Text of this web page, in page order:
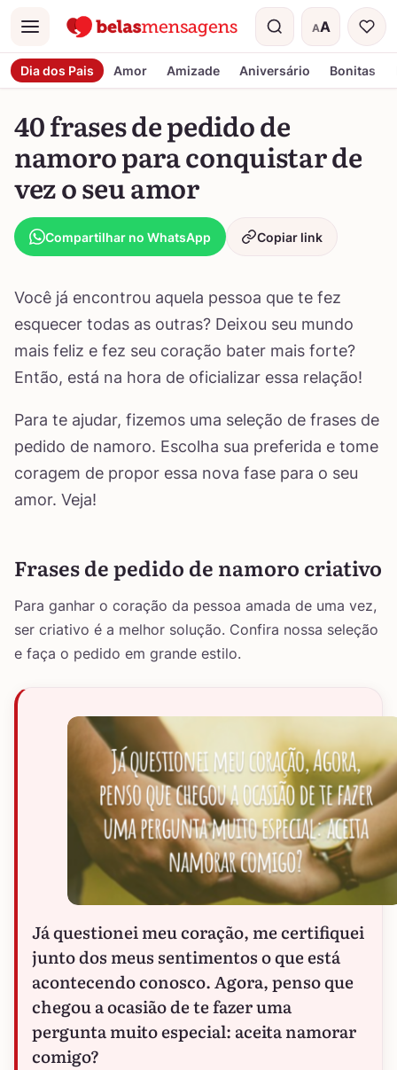
Menu AA
Tamanho do
Dia dos Pais Amor Amizade Aniversário Bonitas
40 frases de pedido de
namoro para conquistar de
vez o seu amor
Compartilhar no WhatsApp Copiar link
Você já encontrou aquela pessoa que te fez
esquecer todas as outras? Deixou seu mundo
mais feliz e fez seu coração bater mais forte?
Então, está na hora de oficializar essa relação!
Para te ajudar, fizemos uma seleção de frases de
pedido de namoro. Escolha sua preferida e tome
coragem de propor essa nova fase para o seu
amor. Veja!
Frases de pedido de namoro criativo
Para ganhar o coração da pessoa amada de uma vez,
ser criativo é a melhor solução. Confira nossa seleção
e faça o pedido em grande estilo.
Já questionei meu coração, me certifiquei
junto dos meus sentimentos o que está
acontecendo conosco. Agora, penso que
chegou a ocasião de te fazer uma
pergunta muito especial: aceita namorar
comigo?